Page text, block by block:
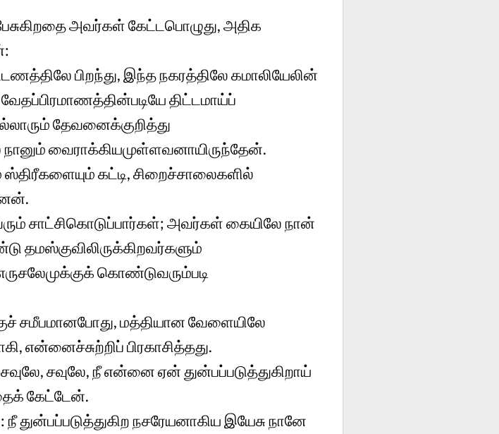
அவர்கள் கேட்டபொழுது, அதிக
பிறந்து, இந்த நகரத்திலே கமாலியேலின்
திட்டமாய்ப்
தேவனைக்குறித்து
வைராக்கியமுள்ளவனாயிருந்தேன்.
ஸ்திரீகளையும் கட்டி, சிறைச்சாலைகளில்
சாட்சிகொடுப்பார்கள்; அவர்கள் கையிலே நான்
தமஸ்குவிலிருக்கிறவர்களும்
கொண்டுவரும்படி
சமீபமானபோது, மத்தியான வேளையிலே
என்னைச்சுற்றிப் பிரகாசித்தது.
சவுலே, நீ என்னை ஏன் துன்பப்படுத்துகிறாய்
கேட்டேன்.
நசரேயனாகிய இயேசு நானே